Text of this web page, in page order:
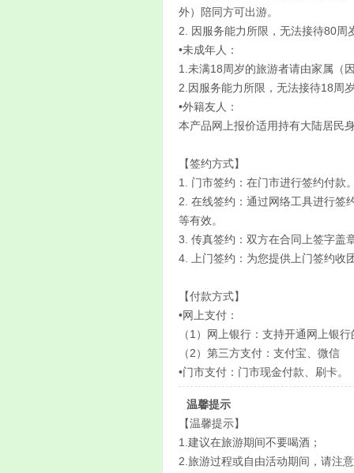
外）陪同方可出游。
2. 因服务能力所限，无法接待80周
•未成年人：
1.未满18周岁的旅游者请由家属（
2.因服务能力所限，无法接待18周
•外籍友人：
本产品网上报价适用持有大陆居民
【签约方式】
1. 门市签约：在门市进行签约付款
2. 在线签约：通过网络工具进行签
等有效。
3. 传真签约：双方在合同上签字盖
4. 上门签约：为您提供上门签约收
【付款方式】
•网上支付：
（1）网上银行：支持开通网上银
（2）第三方支付：支付宝、微信
•门市支付：门市现金付款、刷卡。
温馨提示
【温馨提示】
1.建议在旅游期间不要喝酒；
2.旅游过程或自由活动期间，请注